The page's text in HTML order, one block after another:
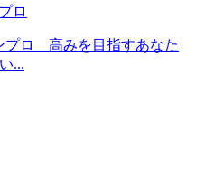
ロ
プロ 高みを目指すあなた
...